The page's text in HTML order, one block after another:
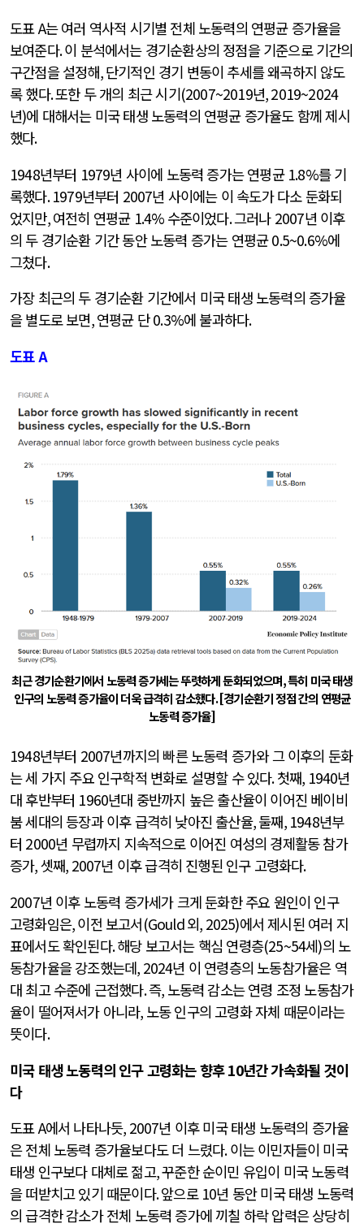
도표A는 여러 역사적 시기별 전체 노동력의 연평균 증가율을
보여준다.이 분석에서는 경기순환상의 정점을 기준으로 기간의
구간점을 설정해,단기적인 경기 변동이 추세를 왜곡하지 않도
록 했다.또한 두 개의 최근 시기(2007~2019년, 2019~2024
년)에 대해서는 미국 태생 노동력의 연평균 증가율도 함께 제시
했다.
1948년부터 1979년 사이에 노동력 증가는 연평균 1.8%를 기
록했다. 1979년부터 2007년 사이에는 이 속도가 다소 둔화되
었지만,여전히 연평균 1.4% 수준이었다.그러나 2007년 이후
의 두 경기순환 기간 동안 노동력 증가는 연평균0.5~0.6%에
그쳤다.
가장 최근의 두 경기순환 기간에서 미국 태생 노동력의 증가율
을 별도로 보면,연평균 단0.3%에 불과하다.
도표A
최근 경기순환기에서 노동력 증가세는 뚜렷하게 둔화되었으며,특히 미국 태생
인구의 노동력 증가율이 더욱 급격히 감소했다.[경기순환기 정점 간의 연평균
노동력 증가율]
1948년부터 2007년까지의 빠른 노동력 증가와 그 이후의 둔화
는 세 가지 주요 인구학적 변화로 설명할 수 있다.첫째, 1940년
대 후반부터 1960년대 중반까지 높은 출산율이 이어진 베이비
붐 세대의 등장과 이후 급격히 낮아진 출산율,둘째, 1948년부
터 2000년 무렵까지 지속적으로 이어진 여성의 경제활동 참가
증가,셋째, 2007년 이후 급격히 진행된 인구 고령화다.
2007년 이후 노동력 증가세가 크게 둔화한 주요 원인이 인구
고령화임은,이전 보고서(Gould외, 2025)에서 제시된 여러 지
표에서도 확인된다.해당 보고서는 핵심 연령층(25~54세)의 노
동참가율을 강조했는데, 2024년 이 연령층의 노동참가율은 역
대 최고 수준에 근접했다.즉, 노동력 감소는 연령 조정 노동참가
율이 떨어져서가 아니라, 노동 인구의 고령화 자체 때문이라는
뜻이다.
미국 태생 노동력의 인구 고령화는 향후10년간 가속화될 것이
다
도표A에서 나타나듯, 2007년 이후 미국 태생 노동력의 증가율
은 전체 노동력 증가율보다도 더 느렸다.이는 이민자들이 미국
태생 인구보다 대체로 젊고,꾸준한 순이민 유입이 미국 노동력
을 떠받치고 있기 때문이다.앞으로 10년 동안 미국 태생 노동력
의 급격한 감소가 전체 노동력 증가에 끼칠 하락 압력은 상당히